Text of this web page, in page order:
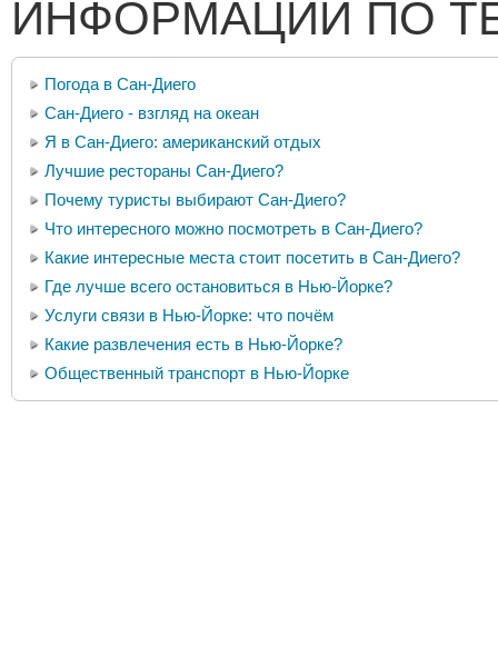
ИНФОРМАЦИИ ПО
Погода в Сан-Диего
Сан-Диего - взгляд на океан
Я в Сан-Диего: американский отдых
Лучшие рестораны Сан-Диего?
Почему туристы выбирают Сан-Диего?
Что интересного можно посмотреть в Сан-Диего?
Какие интересные места стоит посетить в Сан-Диего?
Где лучше всего остановиться в Нью-Йорке?
Услуги связи в Нью-Йорке: что почём
Какие развлечения есть в Нью-Йорке?
Общественный транспорт в Нью-Йорке